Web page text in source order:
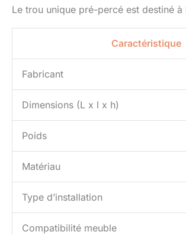
Le trou unique pré-percé est destiné
Caractéristique
Fabricant
Dimensions (L x l x h)
Poids
Matériau
Type d’installation
Compatibilité meuble